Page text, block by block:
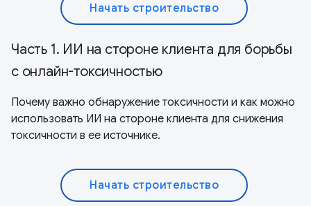
Начать строительство
Часть 1. ИИ на стороне клиента для борьбы
с онлайн-токсичностью
Почему важно обнаружение токсичности и как можно
использовать ИИ на стороне клиента для снижения
токсичности в ее источнике.
Начать строительство